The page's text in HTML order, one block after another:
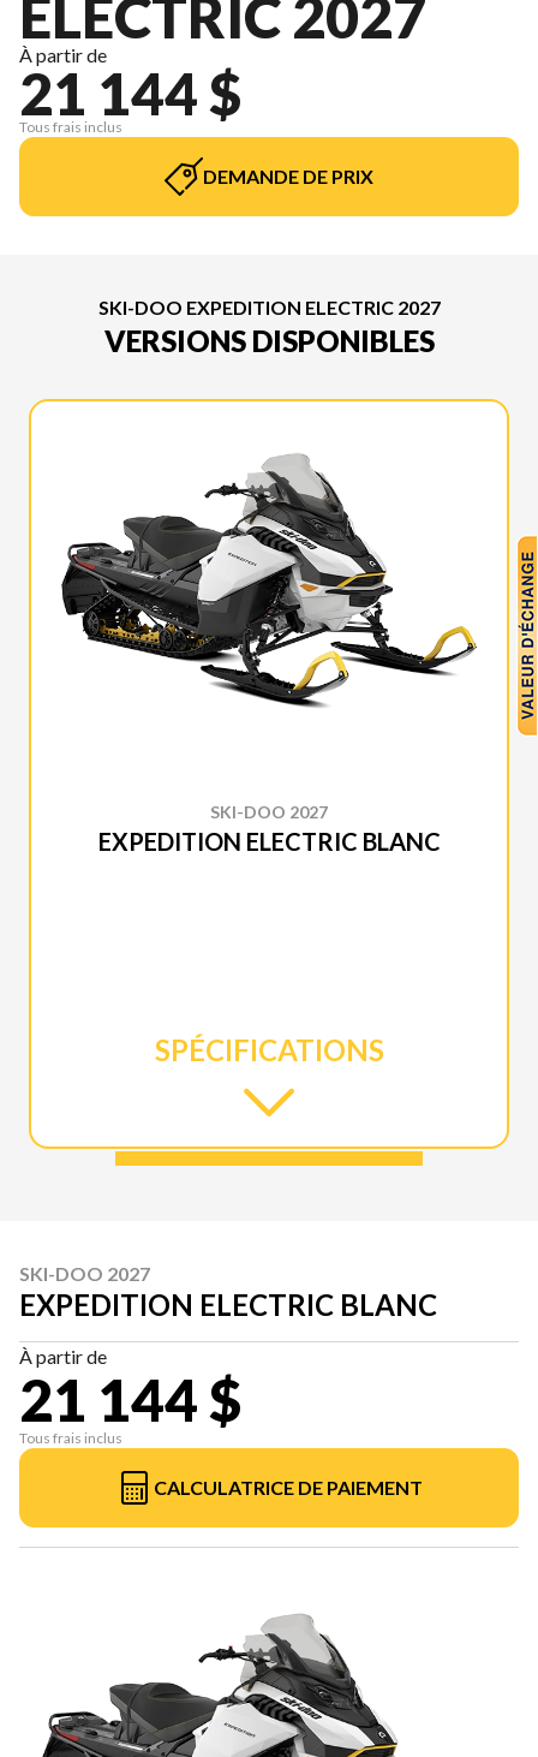
ELECTRIC 2027
À partir de
21 144 $
Tous frais inclus
DEMANDE DE PRIX
SKI-DOO EXPEDITION ELECTRIC 2027
VERSIONS DISPONIBLES
SKI-DOO 2027
EXPEDITION ELECTRIC BLANC
SPÉCIFICATIONS
SKI-DOO 2027
EXPEDITION ELECTRIC BLANC
À partir de
21 144 $
Tous frais inclus
CALCULATRICE DE PAIEMENT